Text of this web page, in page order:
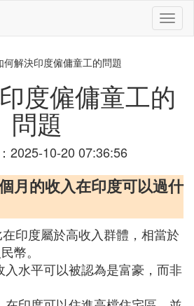
切
換
何解決印度僱傭童工的問題
度僱傭童工的
問題
2025-10-20 07:36:56
月的收入在印度可以過什
印度屬於高收入群體，相當於
幣。
水平可以被認為是富豪，而非